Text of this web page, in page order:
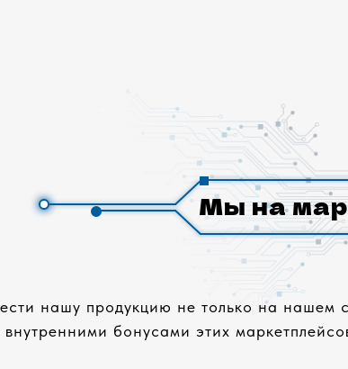
Мы на
нашу продукцию не только на нашем
внутренними бонусами этих